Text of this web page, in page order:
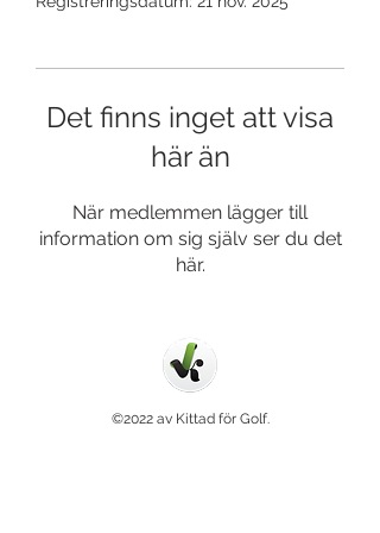
Det finns inget att visa
här än
När medlemmen lägger till
information om sig själv ser du det
här.
©2022 av Kittad för Golf.